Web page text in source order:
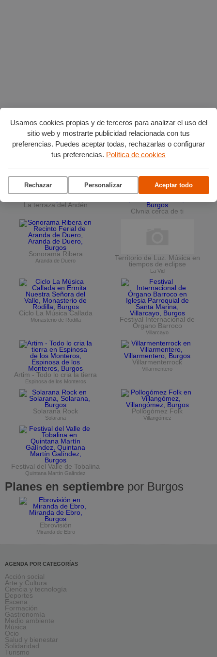
Usamos cookies propias y de terceros para analizar el uso del
sitio web y mostrarte publicidad relacionada con tus
preferencias. Puedes aceptar todas, rechazarlas o configurar
tus preferencias. Política de cookies
Rechazar Personalizar Aceptar todo
Planes en agostopor Burgos
Ciclo de conciertos en el
Museo del Retablo
La terraza del Andén
Clvnia cerca de ti
Sonorama Ribera
Aranda de Duero
Territorio de Luz. Música en
tiempos de eclipse
La Vid
Ciclo La Música Callada
Monasterio de Rodilla
Festival Internacional de
Órgano Barroco
Villarcayo
Artim - Todo lo cria la tierra
Espinosa de los Monteros
Villarmenterrock
Villarmentero
Solarana Rock
Solarana
Pollogómez Folk
Villangómez
Festival del Valle de Tobalina
Quintana Martín Galíndez
Planes en septiembre por Burgos
Ebrovisión
Miranda de Ebro
AGENDA POR CATEGORÍAS
Acción social
Arte y Cultura
Ciencia y tecnología
Deportes
Escena
Formación
Gastronomía
Medio ambiente
Música
Ocio
Salud y bienestar
Solidaridad
Turismo